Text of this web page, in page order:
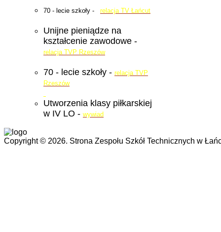
70 - lecie szkoły - relacja TV Łańcut
Unijne pieniądze na
kształcenie zawodowe -
relacja TVP Rzeszów
70 - lecie szkoły - relacja TVP
Rzeszów
Utworzenia klasy piłkarskiej
w IV LO - wywiad
Copyright © 2026. Strona Zespołu Szkół Technicznych w